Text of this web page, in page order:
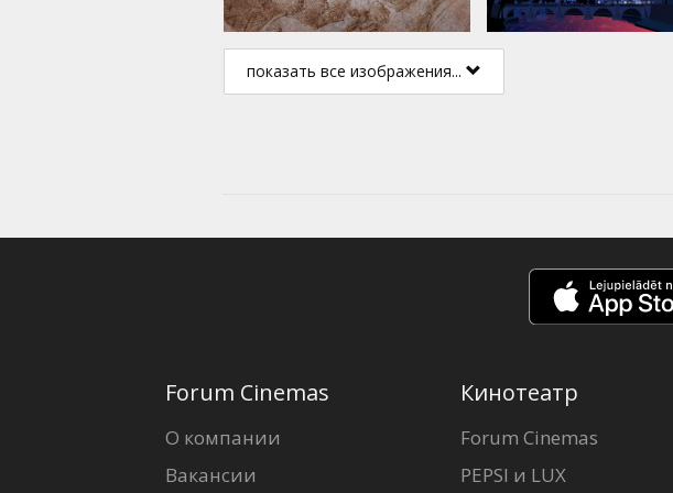
показать все изображения...
Forum Cinemas
О компании
Вакансии
Кинотеатр
Forum Cinemas
PEPSI и LUX